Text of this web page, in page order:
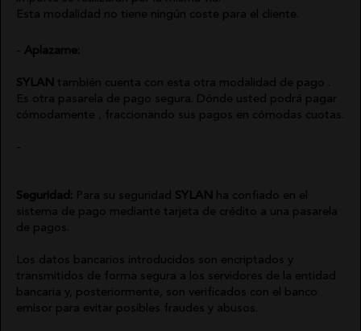
Esta modalidad no tiene ningún coste para el cliente.
Aplazame:
SYLAN también cuenta con esta otra modalidad de pago .
Es otra pasarela de pago segura. Dónde usted podrá pagar
cómodamente , fraccionando sus pagos en cómodas cuotas.
Seguridad: Para su seguridad SYLAN ha confiado en el
sistema de pago mediante tarjeta de crédito a una pasarela
de pagos.
Los datos bancarios introducidos son encriptados y
transmitidos de forma segura a los servidores de la entidad
bancaria y, posteriormente, son verificados con el banco
emisor para evitar posibles fraudes y abusos.